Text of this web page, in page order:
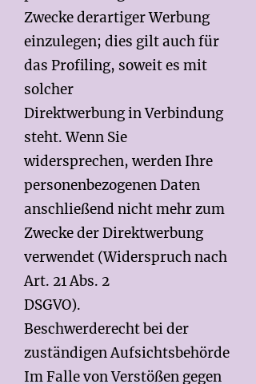
Zwecke derartiger Werbung
einzulegen; dies gilt auch für
das Profiling, soweit es mit
solcher
Direktwerbung in Verbindung
steht. Wenn Sie
widersprechen, werden Ihre
personenbezogenen Daten
anschließend nicht mehr zum
Zwecke der Direktwerbung
verwendet (Widerspruch nach
Art. 21 Abs. 2
DSGVO).
Beschwerderecht bei der
zuständigen Aufsichtsbehörde
Im Falle von Verstößen gegen